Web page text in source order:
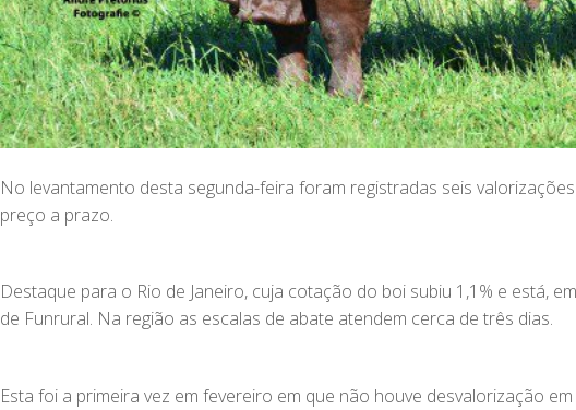
No levantamento desta segunda-feira foram registradas seis
preço a prazo.
Destaque para o Rio de Janeiro, cuja cotação do boi subiu 1,1% e está,
de Funrural. Na região as escalas de abate atendem cerca de três dias.
Esta foi a primeira vez em fevereiro em que não houve desvalorização